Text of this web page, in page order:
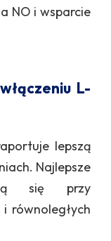
NO i wsparcie
L-
lepszą
Najlepsze
się przy
i równoległych